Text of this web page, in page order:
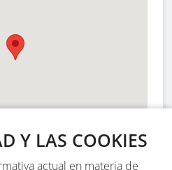
Y LAS COOKIES
actual en materia de